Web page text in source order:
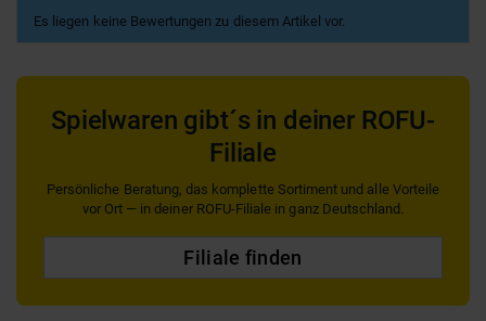
Es liegen keine Bewertungen zu diesem Artikel vor.
Spielwaren gibt´s in deiner ROFU-
Filiale
Persönliche Beratung, das komplette Sortiment und alle Vorteile
vor Ort — in deiner ROFU-Filiale in ganz Deutschland.
Filiale finden